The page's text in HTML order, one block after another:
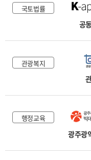
국토법률
공
관광복지
행정교육
광주광